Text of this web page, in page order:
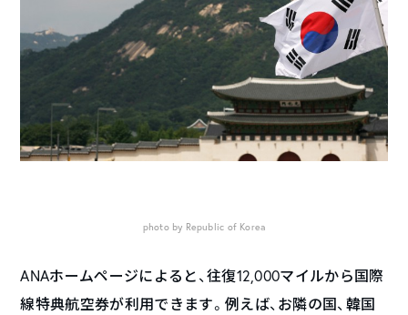
photo by Republic of Korea
ANAホームページによると、往復12,000マイルから国際
線特典航空券が利用できます。例えば、お隣の国、韓国